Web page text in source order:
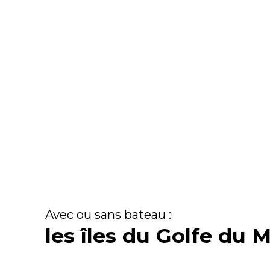
Avec ou sans bateau :
les îles du Golfe du